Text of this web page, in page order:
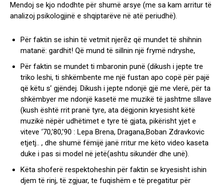
Mendoj se kjo ndodhte për shumë arsye (me sa kam arritur të
analizoj psikologjinë e shqiptarëve në atë periudhë).
Për faktin se ishin të vetmit njerēz që mundet të shihnin
matanë: gardhit! Që mund të sillnin një frymë ndryshe,
Për faktin se mundet ti mbaronin punë (dikush i jepte tre
triko leshi, ti shkëmbente me një fustan apo copë për pajë
që këtu s’ gjëndej. Dikush i jepte ndonjë gjë me vlerë, për ta
shkëmbyer me ndonjë kasetë me muzikë të jashtme sllave
(kush është rrit pranë tyre, ata dëgjonin kryesisht këtë
muzikë nëpër udhëtimet e tyre të gjata, pikërisht yjet e
viteve ‘70,’80,’90 : Lepa Brena, Dragana,Boban Zdravkovic
etjetj.. , dhe shumë fëmijë janë rritur me këto video kaseta
duke i pas si model në jetë(ashtu sikundër dhe unë).
Këta shoferë respektoheshin për faktin se kryesisht ishin
djem të rinj, të zgjuar, te fuqishëm e të pregatitur për